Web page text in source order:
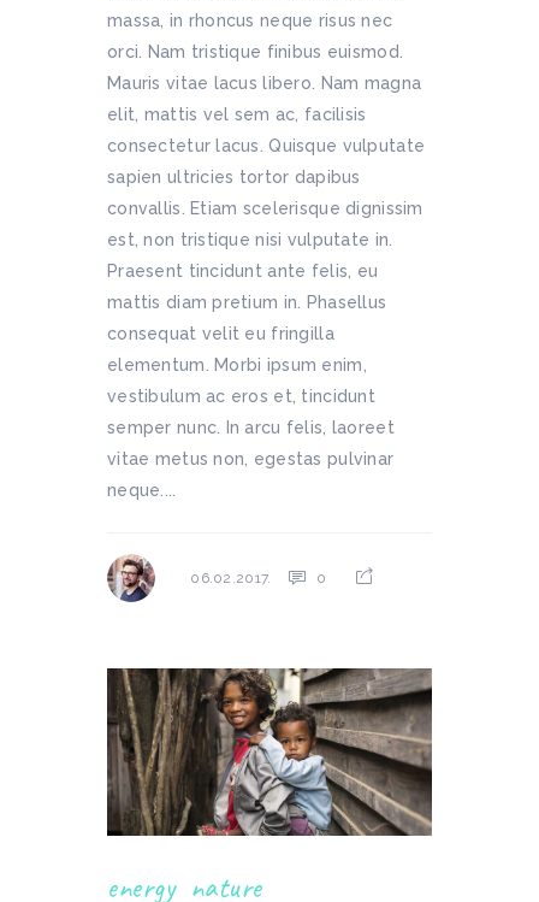
massa, in rhoncus neque risus nec
orci. Nam tristique finibus euismod.
Mauris vitae lacus libero. Nam magna
elit, mattis vel sem ac, facilisis
consectetur lacus. Quisque vulputate
sapien ultricies tortor dapibus
convallis. Etiam scelerisque dignissim
est, non tristique nisi vulputate in.
Praesent tincidunt ante felis, eu
mattis diam pretium in. Phasellus
consequat velit eu fringilla
elementum. Morbi ipsum enim,
vestibulum ac eros et, tincidunt
semper nunc. In arcu felis, laoreet
vitae metus non, egestas pulvinar
neque....
06.02.2017. 0
energy nature